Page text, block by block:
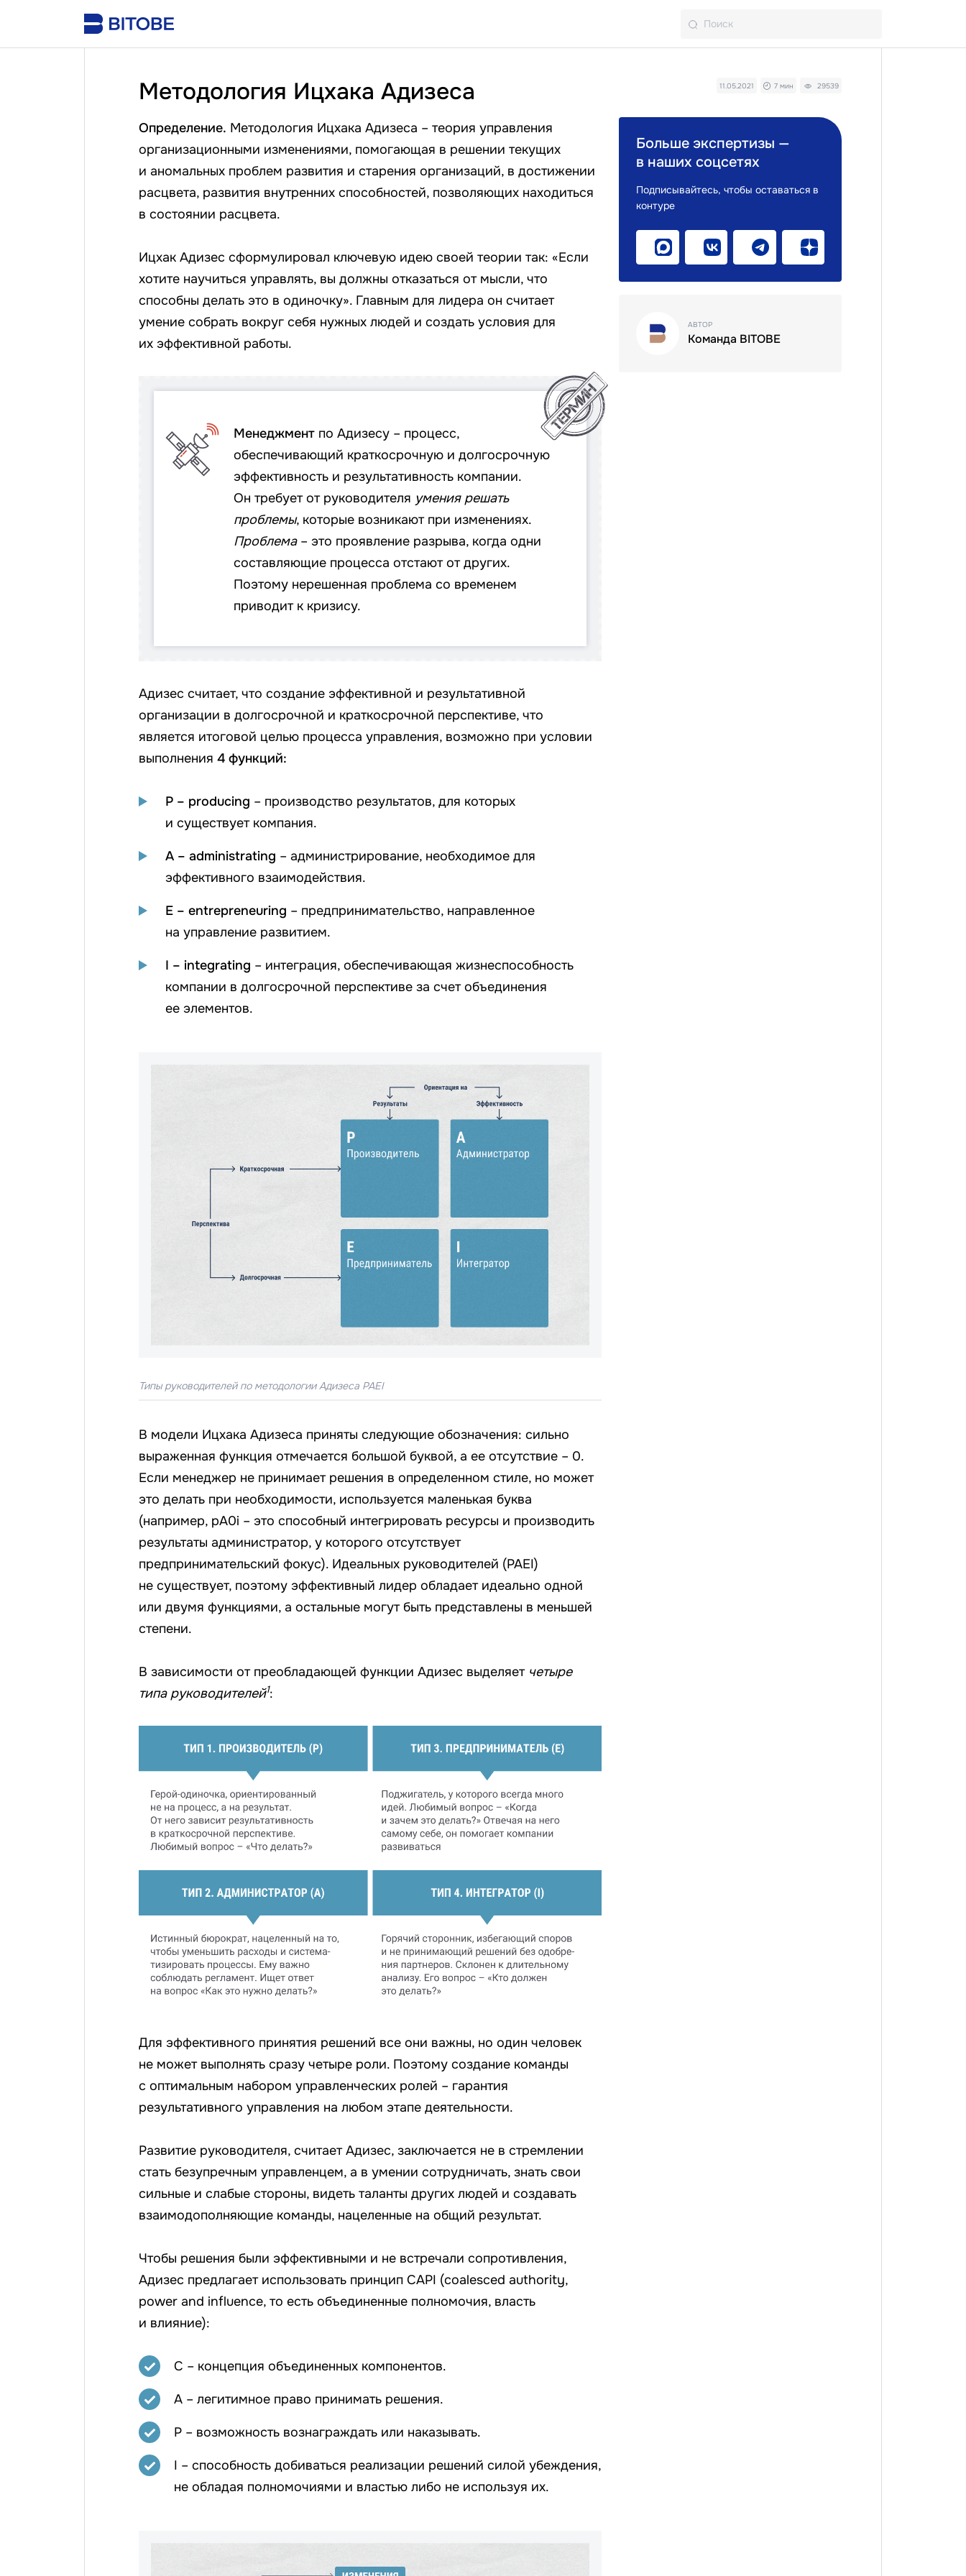
Методология Ицхака Адизеса 11.05.2021 7 мин 29539
Определение. Методология Ицхака Адизеса – теория управления
организационными изменениями, помогающая в решении текущих
и аномальных проблем развития и старения организаций, в достижении
расцвета, развития внутренних способностей, позволяющих находиться
в состоянии расцвета.
Ицхак Адизес сформулировал ключевую идею своей теории так: «Если
хотите научиться управлять, вы должны отказаться от мысли, что
способны делать это в одиночку». Главным для лидера он считает
умение собрать вокруг себя нужных людей и создать условия для
их эффективной работы.
Менеджмент по Адизесу – процесс,
обеспечивающий краткосрочную и долгосрочную
эффективность и результативность компании.
Он требует от руководителя умения решать
проблемы, которые возникают при изменениях.
Проблема– это проявление разрыва, когда одни
составляющие процесса отстают от других.
Поэтому нерешенная проблема со временем
приводит к кризису.
Адизес считает, что создание эффективной и результативной
организации в долгосрочной и краткосрочной перспективе, что
является итоговой целью процесса управления, возможно при условии
выполнения 4 функций:
P – producing – производство результатов, для которых
и существует компания.
A – administrating – администрирование, необходимое для
эффективного взаимодействия.
E – entrepreneuring – предпринимательство, направленное
на управление развитием.
I – integrating – интеграция, обеспечивающая жизнеспособность
компании в долгосрочной перспективе за счет объединения
ее элементов.
Типы руководителей по методологии Адизеса PAEI
В модели Ицхака Адизеса приняты следующие обозначения: сильно
выраженная функция отмечается большой буквой, а ее отсутствие – 0.
Если менеджер не принимает решения в определенном стиле, но может
это делать при необходимости, используется маленькая буква
(например, pA0i – это способный интегрировать ресурсы и производить
результаты администратор, у которого отсутствует
предпринимательский фокус). Идеальных руководителей (PAEI)
не существует, поэтому эффективный лидер обладает идеально одной
или двумя функциями, а остальные могут быть представлены в меньшей
степени.
В зависимости от преобладающей функции Адизес выделяет четыре
типа руководителей1:
Для эффективного принятия решений все они важны, но один человек
не может выполнять сразу четыре роли. Поэтому создание команды
с оптимальным набором управленческих ролей – гарантия
результативного управления на любом этапе деятельности.
Развитие руководителя, считает Адизес, заключается не в стремлении
стать безупречным управленцем, а в умении сотрудничать, знать свои
сильные и слабые стороны, видеть таланты других людей и создавать
взаимодополняющие команды, нацеленные на общий результат.
Чтобы решения были эффективными и не встречали сопротивления,
Адизес предлагает использовать принцип CAPI (coalesced authority,
power and influence, то есть объединенные полномочия, власть
и влияние):
С – концепция объединенных компонентов.
А – легитимное право принимать решения.
P – возможность вознаграждать или наказывать.
I – способность добиваться реализации решений силой убеждения,
не обладая полномочиями и властью либо не используя их.
Больше экспертизы —
в наших соцсетях
Подписывайтесь, чтобы оставаться в
контуре
АВТОР
Команда BITOBE